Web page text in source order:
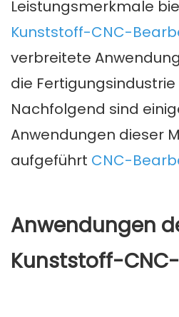
Leistungsmerkmale
Kunststoff-CNC-
verbreitete
die
Nachfolgend sind
Anwendungen dieser
aufgeführt CNC-
Anwendungen
Kunststoff-